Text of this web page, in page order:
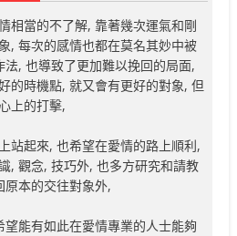
相當的不了解, 靠著幾次運氣和剛
, 每次的感情也都在莫名其妙中被
, 也導致了更加難以挽回的局面,
的時機點, 就又會有更好的對象, 但
上的打擊,
站起來, 也希望在愛情的路上順利,
, 觀念, 技巧外, 也多方研究和請教
本的交往對象外,
能有如此在愛情專業的人士能夠